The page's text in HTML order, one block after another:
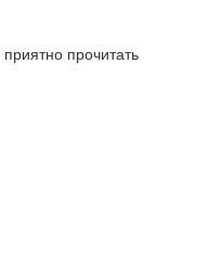
прочитать